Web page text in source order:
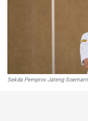
Sekda Pemprov Jateng